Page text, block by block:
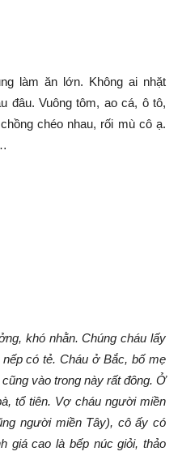
làm ăn lớn. Không ai nhặt
đâu. Vuông tôm, ao cá, ô tô,
chéo nhau, rối mù cô ạ.
khó nhằn. Chúng cháu lấy
có tẻ. Cháu ở Bắc, bố mẹ
vào trong này rất đông. Ở
tổ tiên. Vợ cháu người miền
người miền Tây), cô ấy có
giá cao là bếp núc giỏi, thảo